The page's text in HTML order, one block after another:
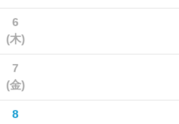
6
(木)
7
(金)
8